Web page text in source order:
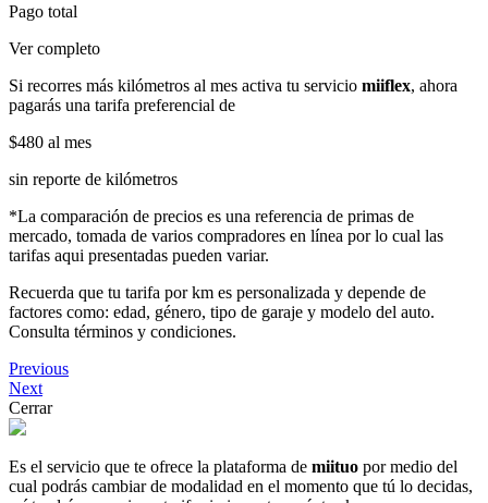
Pago total
Ver completo
Si recorres más kilómetros al mes activa tu servicio miiflex, ahora
pagarás una tarifa preferencial de
$480 al mes
sin reporte de kilómetros
*La comparación de precios es una referencia de primas de
mercado, tomada de varios compradores en línea por lo cual las
tarifas aqui presentadas pueden variar.
Recuerda que tu tarifa por km es personalizada y depende de
factores como: edad, género, tipo de garaje y modelo del auto.
Consulta términos y condiciones.
Previous
Next
Cerrar
Es el servicio que te ofrece la plataforma de miituo por medio del
cual podrás cambiar de modalidad en el momento que tú lo decidas,